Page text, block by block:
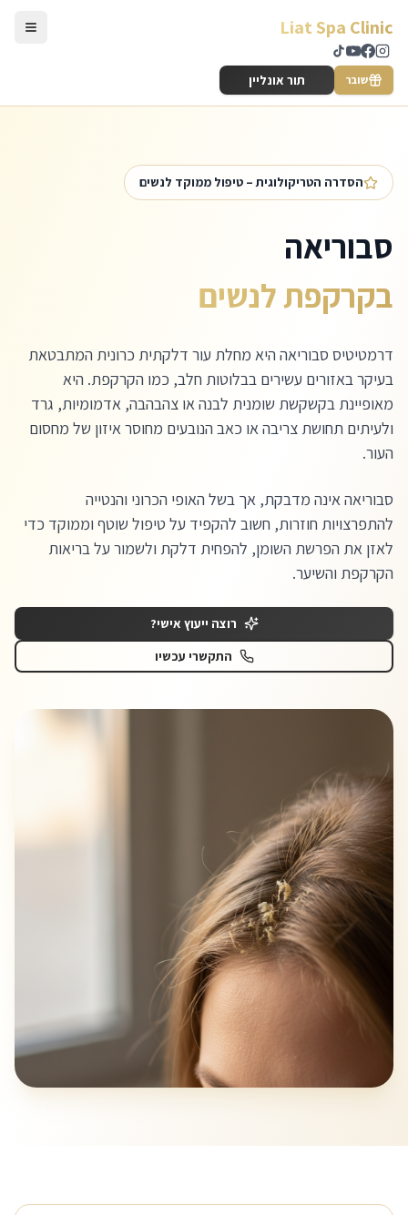
Liat Spa Clinic
שובר תור אונליין
הסדרה הטריקולוגית – טיפול ממוקד לנשים
סבוריאה
בקרקפת לנשים
דרמטיטיס סבוריאה היא מחלת עור דלקתית כרונית המתבטאת
בעיקר באזורים עשירים בבלוטות חלב, כמו הקרקפת. היא
מאופיינת בקשקשת שומנית לבנה או צהבהבה, אדמומיות, גרד
ולעיתים תחושת צריבה או כאב הנובעים מחוסר איזון של מחסום
העור.
סבוריאה אינה מדבקת, אך בשל האופי הכרוני והנטייה
להתפרצויות חוזרות, חשוב להקפיד על טיפול שוטף וממוקד כדי
לאזן את הפרשת השומן, להפחית דלקת ולשמור על בריאות
הקרקפת והשיער.
רוצה ייעוץ אישי?
התקשרי עכשיו